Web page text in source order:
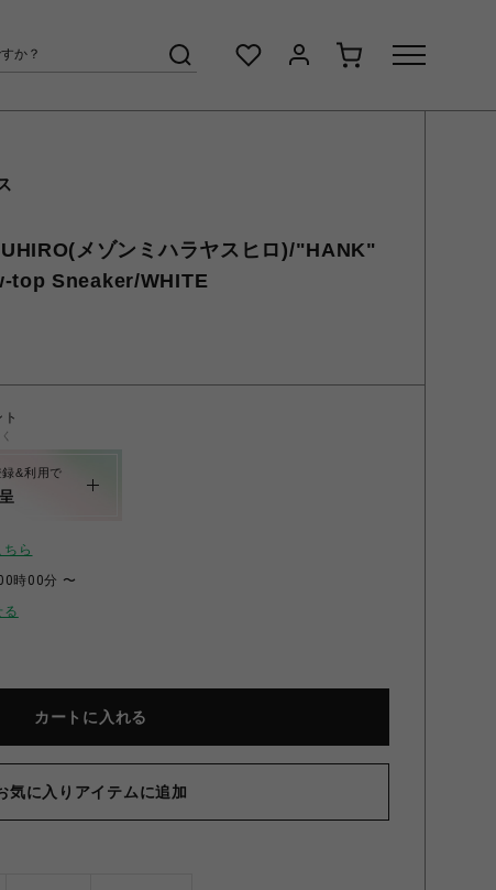
メゾンミハラヤスヒロ)/"HANK"
top Sneaker/WHITE
&利用で
ちら
時00分 〜
る
カートに入れる
気に入りアイテムに追加